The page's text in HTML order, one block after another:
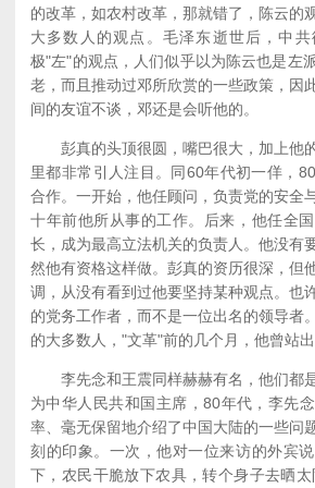
的改革，如农村改革，那就错了，陈云的
大多数人的观点。毛泽东逝世后，中
极"左"的观点，人们似乎以为陈云也是左
老，而且推动过邓所欣赏的一些政策，因
间的友谊不谈，邓还是会听他的。
彭真的头顶很圆，嘴巴很大，加上他
里都非常引人注目。同60年代初一佯，
合作。一开始，他任顾问，负责党的安全
十年前他所从事的工作。后来，他任全
长，成为最高立法机关的负责人。他没有
然他有资格这样做。彭真的资历很深，但
调，从没有看到过他要坚持某种观点。也
的党务工作者，而不是一位出名的领导者
的大多数人，"文革"前的几个月，他曾站
李先念和王震同样赫赫有名，他们都
为中华人民共和国主席，80年代，李先
率、毫无保留地介绍了中国大陆的一些问
刻的印象。一次，他对一位来访的外宾
下，农民干脆放下农具，转个身子去晒